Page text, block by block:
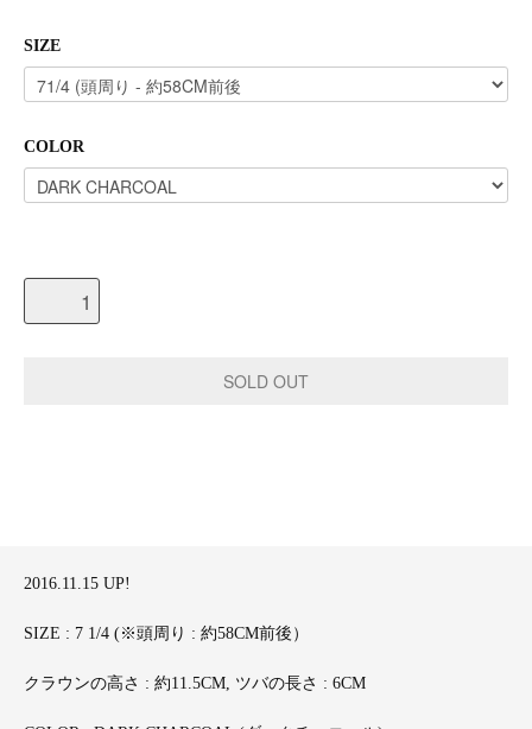
SIZE
COLOR
2016.11.15 UP!
SIZE : 7 1/4 (※頭周り : 約58CM前後）
クラウンの高さ : 約11.5CM, ツバの長さ : 6CM